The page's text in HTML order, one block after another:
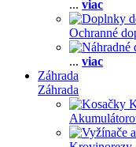
... viac
Ochranné
... viac
Záhrada
Záhrada